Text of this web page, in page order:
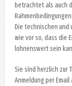
betrachtet als auch
Die technischen
wie vor so, dass die
lohnenswert sein
Sie sind herzlich zur
Anmeldung per Email